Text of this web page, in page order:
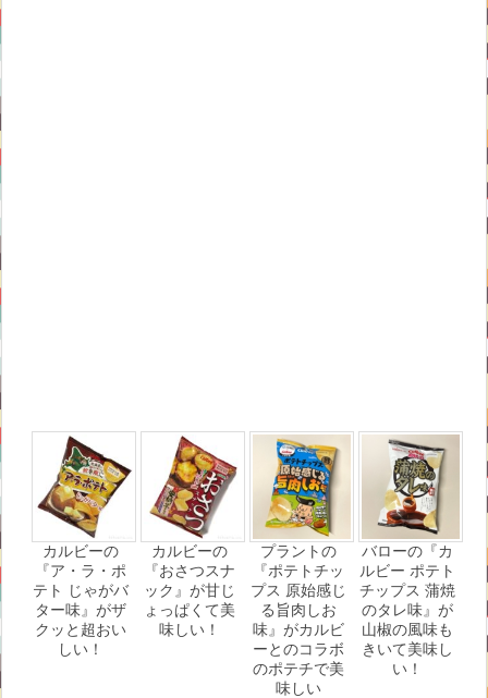
カルビーの
『ア・ラ・ポ
テト じゃがバ
ター味』がザ
クッと超おい
しい！
カルビーの
『おさつスナ
ック』が甘じ
ょっぱくて美
味しい！
プラントの
『ポテトチッ
プス 原始感じ
る旨肉しお
味』がカルビ
ーとのコラボ
のポテチで美
味しい
バローの『カ
ルビー ポテト
チップス 蒲焼
のタレ味』が
山椒の風味も
きいて美味し
い！